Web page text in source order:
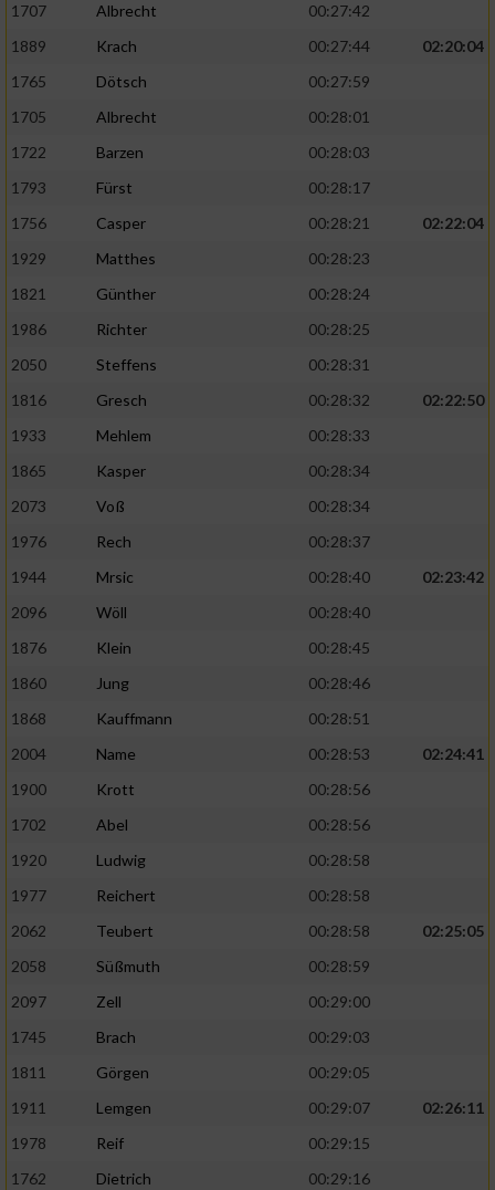
1707
Albrecht
00:27:42
1889
Krach 00:27:44
02:20:04
1765
Dötsch
00:27:59
1705
Albrecht
00:28:01
1722
Barzen
00:28:03
1793
Fürst
00:28:17
1756
Casper 00:28:21
02:22:04
1929
Matthes
00:28:23
1821
Günther
00:28:24
1986
Richter
00:28:25
2050
Steffens
00:28:31
1816
Gresch 00:28:32
02:22:50
1933
Mehlem
00:28:33
1865
Kasper
00:28:34
2073
Voß
00:28:34
1976
Rech
00:28:37
1944
Mrsic 00:28:40
02:23:42
2096
Wöll
00:28:40
1876
Klein
00:28:45
1860
Jung
00:28:46
1868
Kauffmann
00:28:51
2004
Name 00:28:53
02:24:41
1900
Krott
00:28:56
1702
Abel
00:28:56
1920
Ludwig
00:28:58
1977
Reichert
00:28:58
2062
Teubert 00:28:58
02:25:05
2058
Süßmuth
00:28:59
2097
Zell
00:29:00
1745
Brach
00:29:03
1811
Görgen
00:29:05
1911
Lemgen 00:29:07
02:26:11
1978
Reif
00:29:15
1762
Dietrich
00:29:16